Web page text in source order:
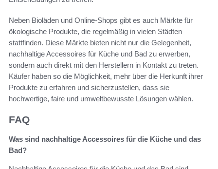
Neben Bioläden und Online-Shops gibt es auch Märkte für
ökologische Produkte, die regelmäßig in vielen Städten
stattfinden. Diese Märkte bieten nicht nur die Gelegenheit,
nachhaltige Accessoires für Küche und Bad zu erwerben,
sondern auch direkt mit den Herstellern in Kontakt zu treten.
Käufer haben so die Möglichkeit, mehr über die Herkunft ihrer
Produkte zu erfahren und sicherzustellen, dass sie
hochwertige, faire und umweltbewusste Lösungen wählen.
FAQ
Was sind nachhaltige Accessoires für die Küche und das
Bad?